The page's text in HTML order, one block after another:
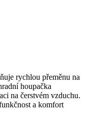
rychlou přeměnu na
houpačka
na čerstvém vzduchu.
a komfort